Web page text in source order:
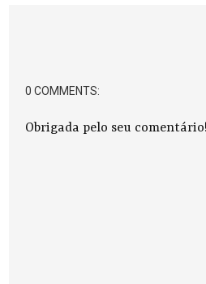
0 COMMENTS:
Obrigada pelo seu comentário!